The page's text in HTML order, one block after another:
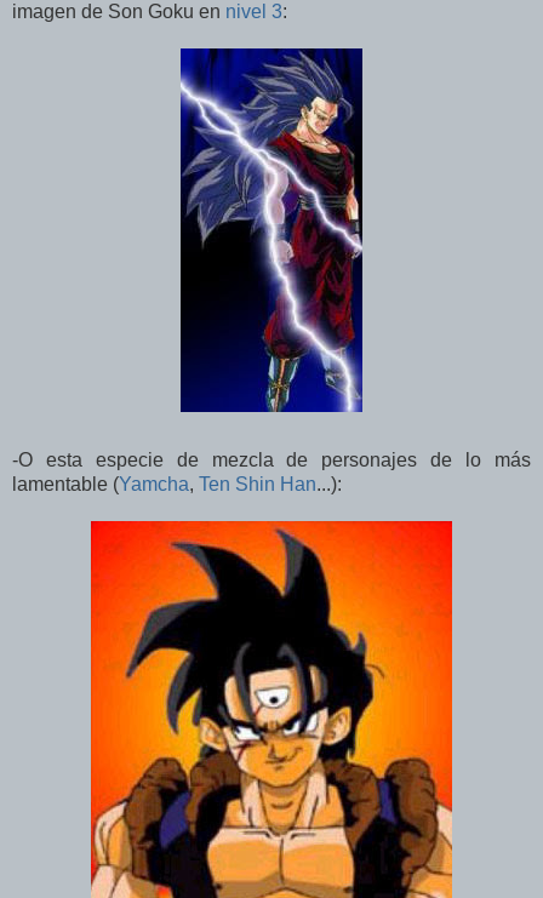
imagen de Son Goku en nivel 3:
-O esta especie de mezcla de personajes de lo más
lamentable (Yamcha, Ten Shin Han...):